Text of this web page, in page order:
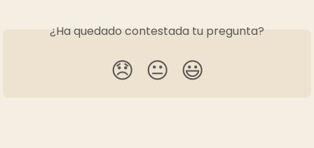
¿Ha quedado contestada tu pregunta?
😞 😐 😃